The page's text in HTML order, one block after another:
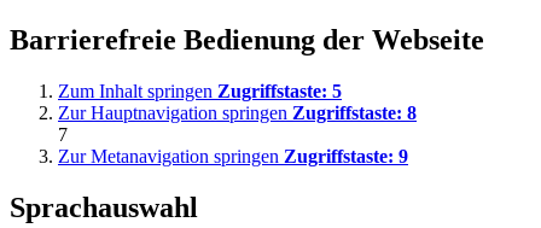
Barrierefreie Bedienung der Webseite
Zum Inhalt springen Zugriffstaste: 5
Zur Hauptnavigation springen Zugriffstaste: 8
7
Zur Metanavigation springen Zugriffstaste: 9
Sprachauswahl